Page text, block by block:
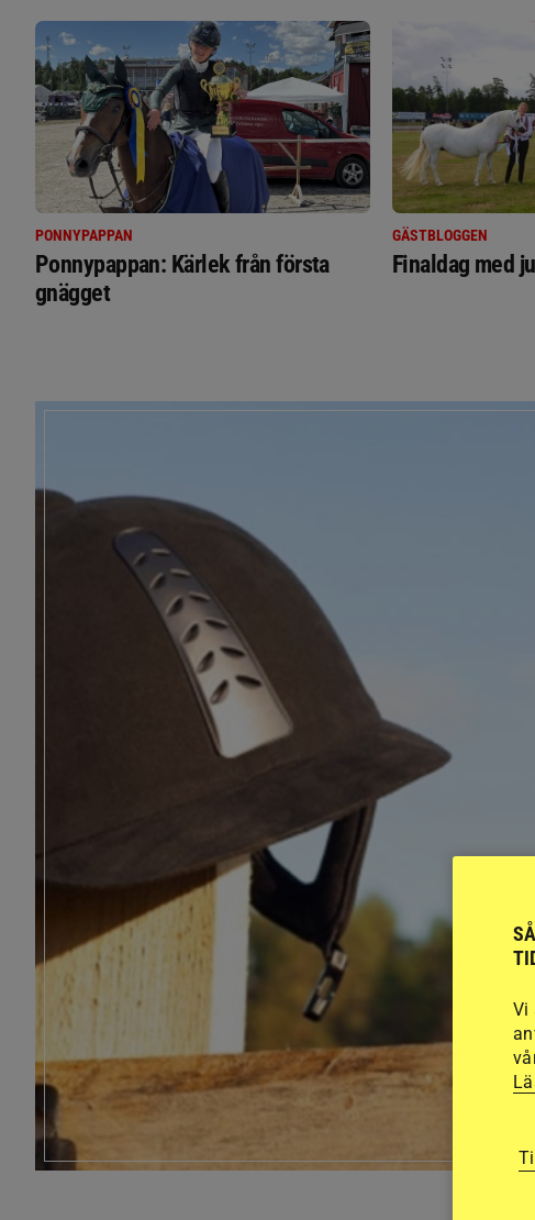
PONNYPAPPAN
Ponnypappan: Kärlek från första
gnägget
GÄSTBLOGGEN
Finaldag med
Vi